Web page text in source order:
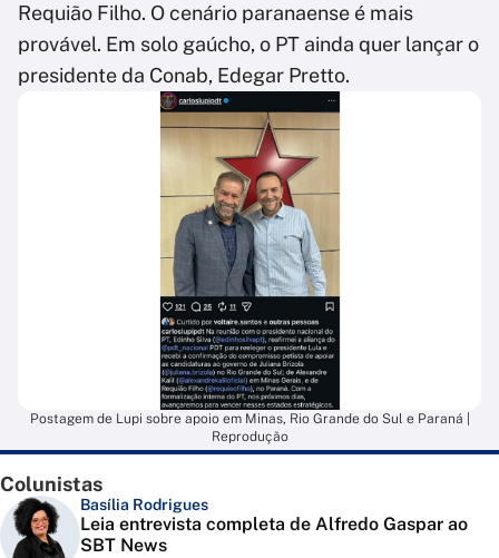
Requião Filho. O cenário paranaense é mais
provável. Em solo gaúcho, o PT ainda quer lançar o
presidente da Conab, Edegar Pretto.
Postagem de Lupi sobre apoio em Minas, Rio Grande do Sul e Paraná |
Reprodução
Colunistas
Basília Rodrigues
Leia entrevista completa de Alfredo Gaspar ao
SBT News